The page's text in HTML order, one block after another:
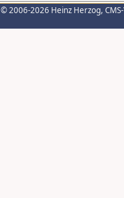
© 2006-2026 Heinz Herzog,